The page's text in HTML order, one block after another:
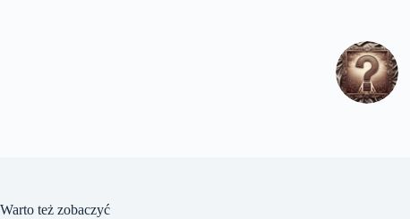
Warto też zobaczyć